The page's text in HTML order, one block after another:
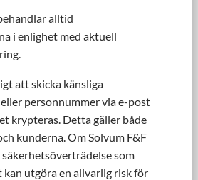
alltid
i enlighet med aktuell
att skicka känsliga
personnummer via e-post
krypteras. Detta gäller både
kunderna. Om Solvum F&F
som
utgöra en allvarlig risk för